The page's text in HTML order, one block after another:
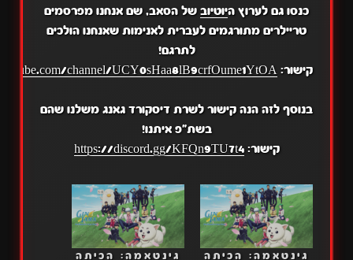
כנסו גם לערוץ היוטיובשל הסאב, שם אנחנו מפרסמים
טריילרים מתורגמים לעברית לאנימות שאנחנו הולכים
לתרגם!
קישור: channel/UCY0sHaa8lB9crfOume1YtOA
בנוסף לזה הנה קישור לשרת דיסקורד גאנג משלנו שהם
בשת"פ איתנו!
קישור:https://discord.gg/KFQn9TU7t4
גינטאמה: הכיתה
גינטאמה: הכיתה